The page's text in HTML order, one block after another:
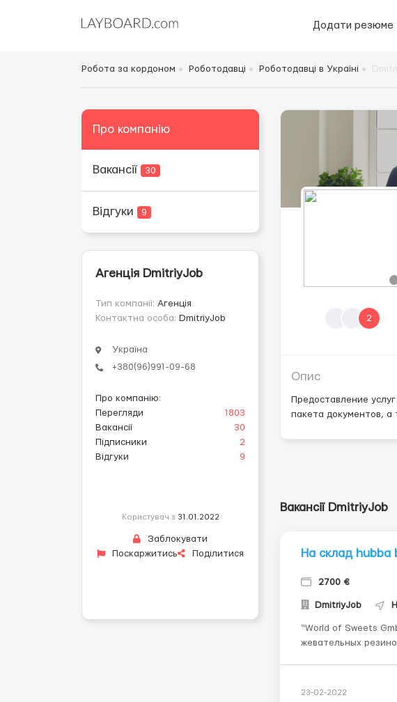
Додати резюме
Робота за кордоном Роботодавці Роботодавці в Україні
Про компанію
Вакансії 30
Відгуки 9
Агенція DmitriyJob
Тип компанії: Агенція
Контактна особа: DmitriyJob
Україна
+380(96)991-09-68
Про компанію:
Перегляди
1803
Вакансії
30
Підписники
2
Відгуки
9
Користувач з 31.01.2022
Заблокувати
Поскаржитись
Поділитися
2
Опис
Предоставление
пакета документов,
Вакансії DmitriyJob
На склад hubba
2700 €
DmitriyJob
“World of Sweets
жевательных резинок. Склад расположен в Германии в г.
23-02-2022